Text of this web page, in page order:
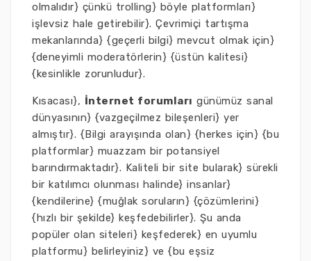
olmalıdır} çünkü trolling} böyle platformları}
işlevsiz hale getirebilir}. Çevrimiçi tartışma
mekanlarında} {geçerli bilgi} mevcut olmak için}
{deneyimli moderatörlerin} {üstün kalitesi}
{kesinlikle zorunludur}.
Kısacası}, İnternet forumları günümüz sanal
dünyasının} {vazgeçilmez bileşenleri} yer
almıştır}. {Bilgi arayışında olan} {herkes için} {bu
platformlar} muazzam bir potansiyel
barındırmaktadır}. Kaliteli bir site bularak} sürekli
bir katılımcı olunması halinde} insanlar}
{kendilerine} {muğlak soruların} {çözümlerini}
{hızlı bir şekilde} keşfedebilirler}. Şu anda
popüler olan siteleri} keşfederek} en uyumlu
platformu} belirleyiniz} ve {bu eşsiz